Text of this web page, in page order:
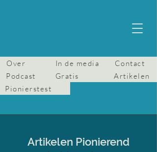
Over In de media
Contact
Podcast
Gratis
Artikelen
Pionierstest
Artikelen Pionierend